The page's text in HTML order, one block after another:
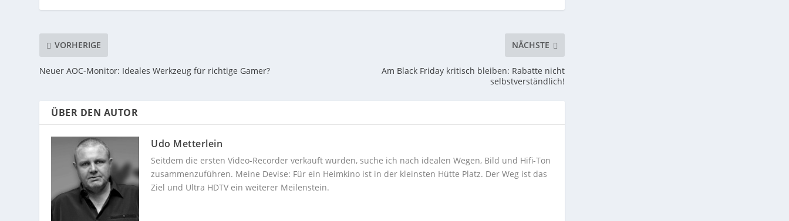
VORHERIGE
Neuer AOC-Monitor: Ideales Werkzeug für richtige Gamer?
NÄCHSTE
Am Black Friday kritisch bleiben: Rabatte nicht
selbstverständlich!
ÜBER DEN AUTOR
Udo Metterlein
Seitdem die ersten Video-Recorder verkauft wurden, suche ich nach idealen Wegen, Bild und Hifi-Ton
zusammenzuführen. Meine Devise: Für ein Heimkino ist in der kleinsten Hütte Platz. Der Weg ist das
Ziel und Ultra HDTV ein weiterer Meilenstein.